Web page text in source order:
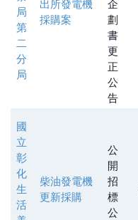
局
第
二
分
局
出所發電機
採購案
企
劃
書
更
正
公
告
國
立
彰
化
生
活
柴油發電機
更新採購
公
開
招
標
公